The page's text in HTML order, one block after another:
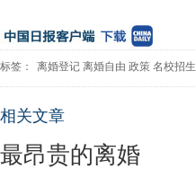
标签： 离婚登记 离婚自由 政策 名校招生
相关文章
最昂贵的离婚